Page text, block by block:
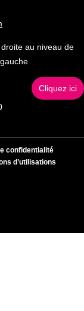
au niveau de
Cliquez ici
confidentialité
d’utilisations